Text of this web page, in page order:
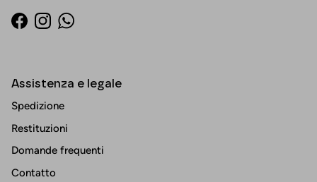
Facebook
InstagramWhatsApp
Assistenza e legale
Spedizione
Restituzioni
Domande frequenti
Contatto